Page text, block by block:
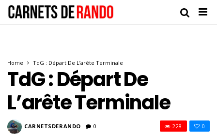
Home TdG : Départ De L’arête Terminale
TdG : Départ De
L’arête Terminale
CARNETSDERANDO 0 0
228